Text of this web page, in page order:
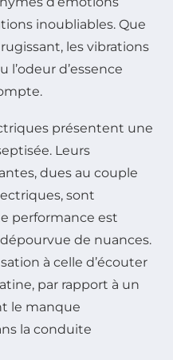
inoubliables. Que
les vibrations
l’odeur d’essence
présentent une
Leurs
dues au couple
sont
performance est
de nuances.
à celle d’écouter
par rapport à un
le manque
la conduite